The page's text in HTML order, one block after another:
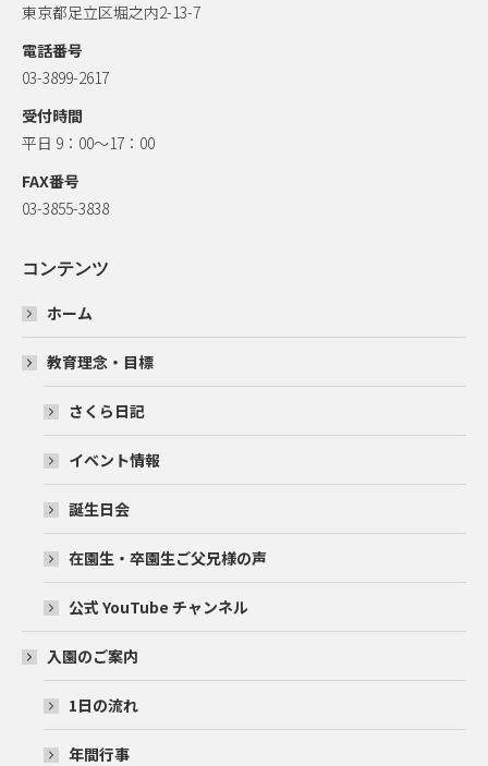
東京都足立区堀之内2-13-7
電話番号
03-3899-2617
受付時間
平日 9：00～17：00
FAX番号
03-3855-3838
コンテンツ
ホーム
教育理念・目標
さくら日記
イベント情報
誕生日会
在園生・卒園生ご父兄様の声
公式 YouTube チャンネル
入園のご案内
1日の流れ
年間行事